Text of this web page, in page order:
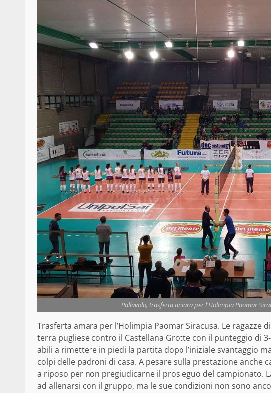
Pallavolo, trasferta amara per l'Holimpia Paomar
Trasferta amara per l’Holimpia Paomar Siracusa. Le ragazze
terra pugliese contro il Castellana Grotte con il punteggio di
abili a rimettere in piedi la partita dopo l’iniziale svantaggio
colpi delle padroni di casa. A pesare sulla prestazione anche
a riposo per non pregiudicarne il prosieguo del campionato.
ad allenarsi con il gruppo, ma le sue condizioni non sono